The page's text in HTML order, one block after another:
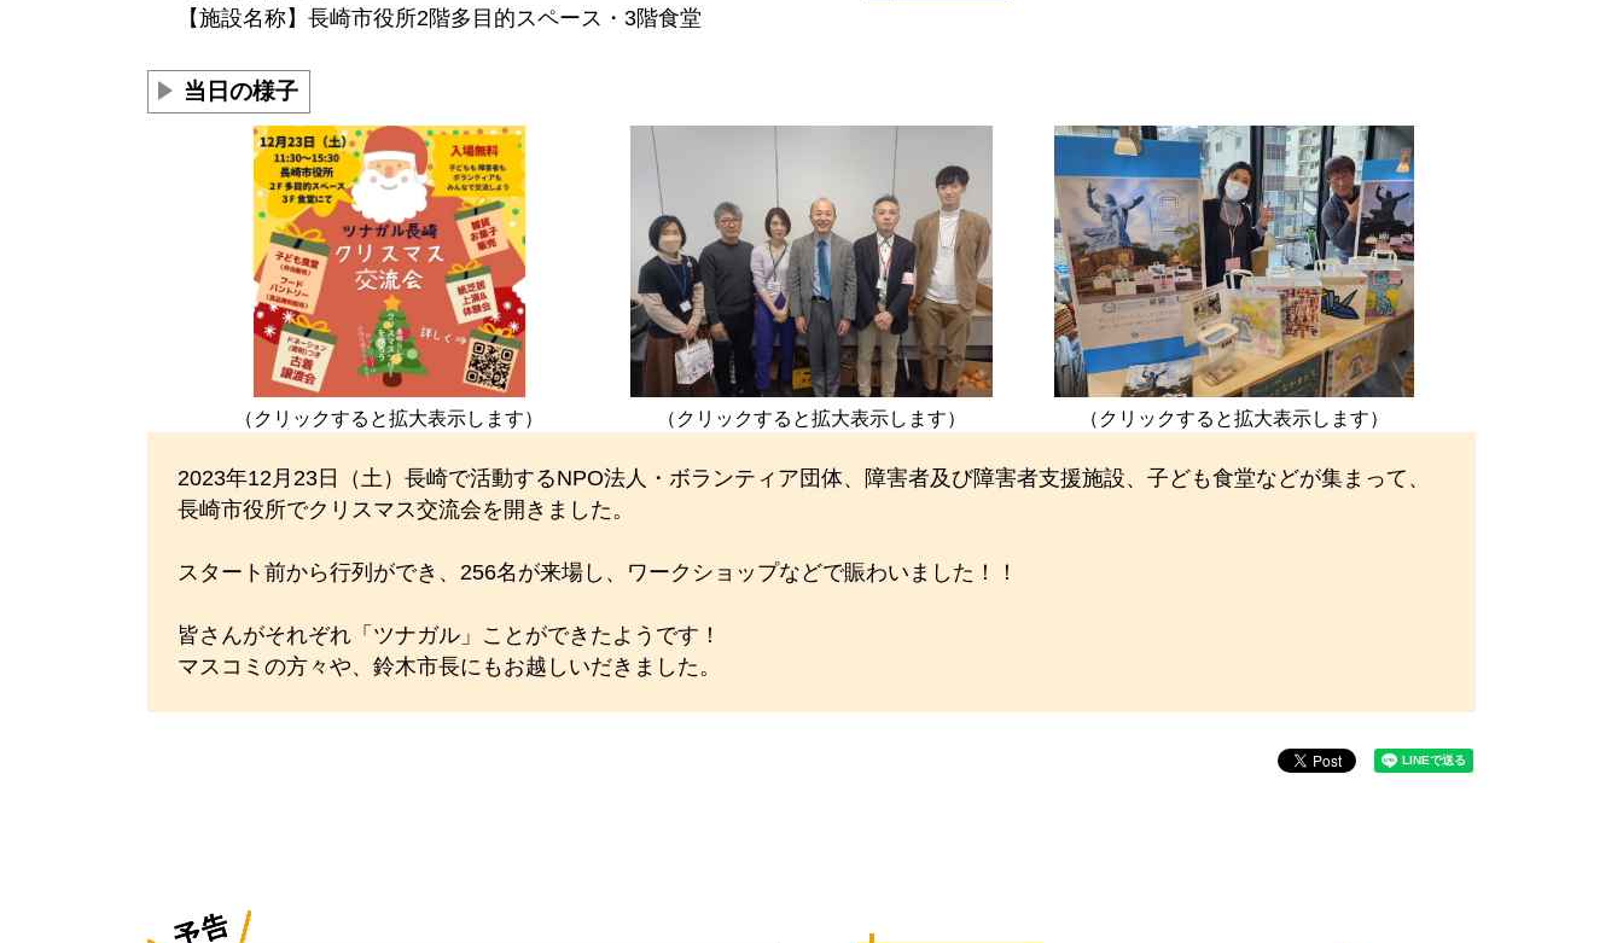
【施設名称】長崎市役所2階多目的スペース・3階食堂
当日の様子
（クリックすると拡大表示します） （クリックすると拡大表示します） （クリックすると拡大表示します）
2023年12月23日（土）長崎で活動するNPO法人・ボランティア団体、障害者及び障害者支援施設、子ども食堂などが集まって、
長崎市役所でクリスマス交流会を開きました。
スタート前から行列ができ、256名が来場し、ワークショップなどで賑わいました！！
皆さんがそれぞれ「ツナガル」ことができたようです！
マスコミの方々や、鈴木市長にもお越しいだきました。